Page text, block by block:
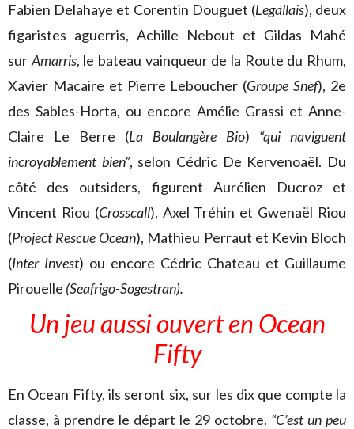
Fabien Delahaye et Corentin Douguet (Legallais), deux
figaristes aguerris, Achille Nebout et Gildas Mahé
sur Amarris, le bateau vainqueur de la Route du Rhum,
Xavier Macaire et Pierre Leboucher (Groupe Snef), 2e
des Sables-Horta, ou encore Amélie Grassi et Anne-
Claire Le Berre (La Boulangère Bio) “qui naviguent
incroyablement bien”, selon Cédric De Kervenoaël. Du
côté des outsiders, figurent Aurélien Ducroz et
Vincent Riou (Crosscall), Axel Tréhin et Gwenaël Riou
(Project Rescue Ocean), Mathieu Perraut et Kevin Bloch
(Inter Invest) ou encore Cédric Chateau et Guillaume
Pirouelle (Seafrigo-Sogestran).
Un jeu aussi ouvert en Ocean
Fifty
En Ocean Fifty, ils seront six, sur les dix que compte la
classe, à prendre le départ le 29 octobre. “C’est un peu